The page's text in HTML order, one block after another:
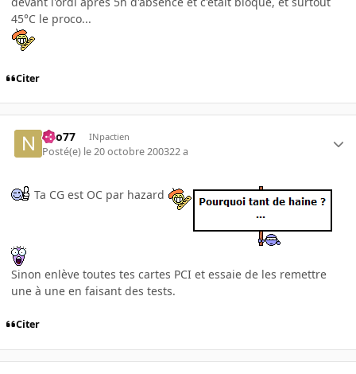
45°C le proco...
Citer
neo77 INpactien
Posté(e) le 20 octobre 200322 a
Ta CG est OC par hazard
Sinon enlève toutes tes cartes PCI et essaie de les remettre
une à une en faisant des tests.
Citer